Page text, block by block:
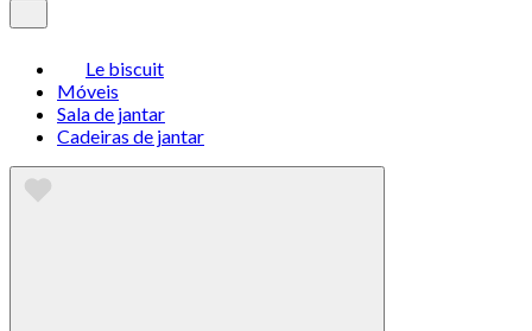
Le biscuit
Móveis
Sala de jantar
Cadeiras de jantar